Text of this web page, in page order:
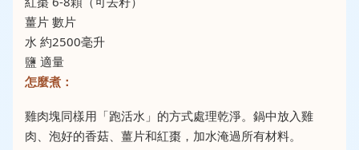
薑片 數片
水 約2500毫升
鹽 適量
怎麼煮：
雞肉塊同樣用「跑活水」的方式處理乾淨。鍋中放入雞
肉、泡好的香菇、薑片和紅棗，加水淹過所有材料。